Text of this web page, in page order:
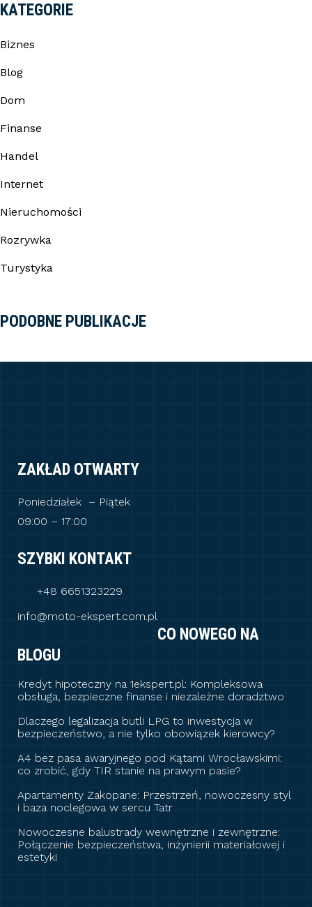
KATEGORIE
Biznes
Blog
Dom
Finanse
Handel
Internet
Nieruchomości
Rozrywka
Turystyka
PODOBNE PUBLIKACJE
ZAKŁAD OTWARTY
Poniedziałek – Piątek
09:00 – 17:00
SZYBKI KONTAKT
+48 6651323229
info@moto-ekspert.com.pl
CO NOWEGO NA
BLOGU
Kredyt hipoteczny na 1ekspert.pl: Kompleksowa
obsługa, bezpieczne finanse i niezależne doradztwo
Dlaczego legalizacja butli LPG to inwestycja w
bezpieczeństwo, a nie tylko obowiązek kierowcy?
A4 bez pasa awaryjnego pod Kątami Wrocławskimi:
co zrobić, gdy TIR stanie na prawym pasie?
Apartamenty Zakopane: Przestrzeń, nowoczesny styl
i baza noclegowa w sercu Tatr
Nowoczesne balustrady wewnętrzne i zewnętrzne:
Połączenie bezpieczeństwa, inżynierii materiałowej i
estetyki